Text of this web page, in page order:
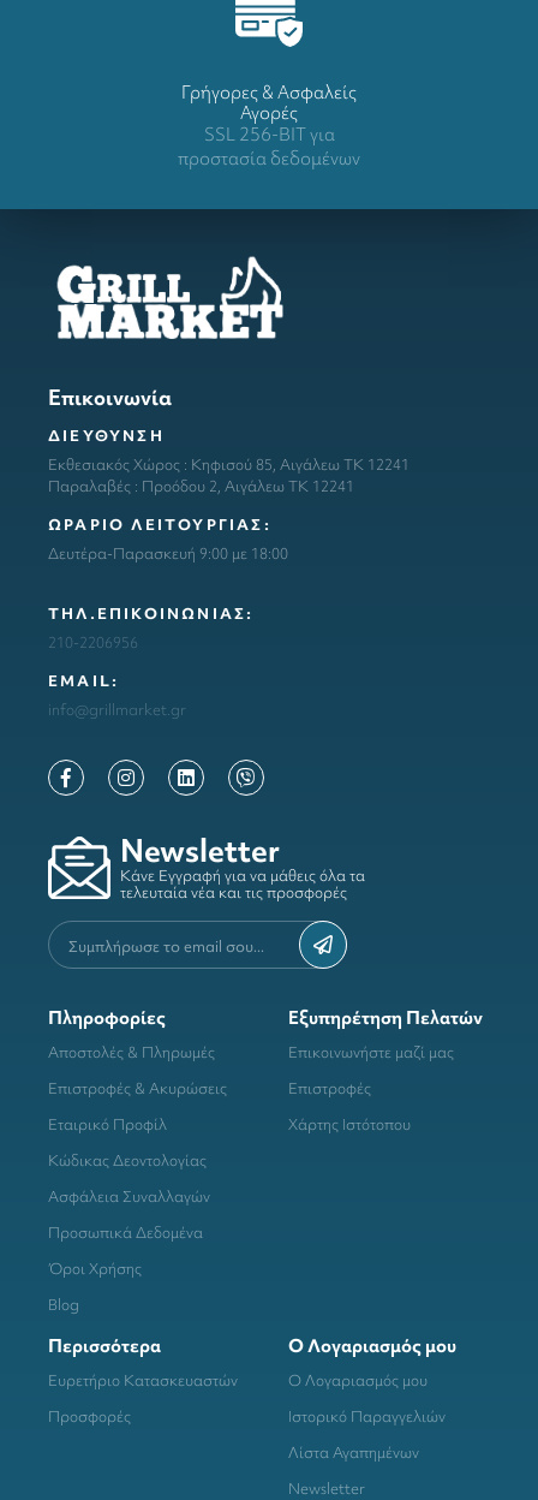
Γρήγορες & Ασφαλείς
Αγορές
SSL 256-BIT για
προστασία δεδομένων
Επικοινωνία
ΔΙΕΥΘΥΝΣΗ
Εκθεσιακός Χώρος : Κηφισού 85, Αιγάλεω ΤΚ 12241
Παραλαβές : Προόδου 2, Αιγάλεω ΤΚ 12241
ΩΡΑΡΙΟ ΛΕΙΤΟΥΡΓΙΑΣ:
Δευτέρα-Παρασκευή 9:00 με 18:00
ΤΗΛ.ΕΠΙΚΟΙΝΩΝΙΑΣ:
210-2206956
ΕΜΑΙL:
info@grillmarket.gr
Newsletter
Κάνε Εγγραφή για να μάθεις όλα τα
τελευταία νέα και τις προσφορές
Πληροφορίες
Αποστολές & Πληρωμές
Επιστροφές & Ακυρώσεις
Εταιρικό Προφίλ
Κώδικας Δεοντολογίας
Ασφάλεια Συναλλαγών
Προσωπικά Δεδομένα
Όροι Χρήσης
Blog
Εξυπηρέτηση Πελατών
Επικοινωνήστε μαζί μας
Επιστροφές
Χάρτης Ιστότοπου
Περισσότερα
Ευρετήριο Κατασκευαστών
Προσφορές
Ο Λογαριασμός μου
Ο Λογαριασμός μου
Ιστορικό Παραγγελιών
Λίστα Αγαπημένων
Newsletter